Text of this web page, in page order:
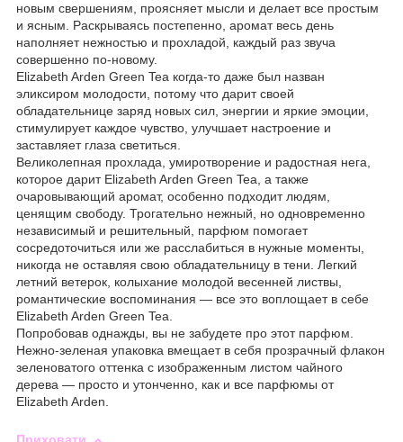
новым свершениям, проясняет мысли и делает все простым
и ясным. Раскрываясь постепенно, аромат весь день
наполняет нежностью и прохладой, каждый раз звуча
совершенно по-новому.
Elizabeth Arden Green Tea когда-то даже был назван
эликсиром молодости, потому что дарит своей
обладательнице заряд новых сил, энергии и яркие эмоции,
стимулирует каждое чувство, улучшает настроение и
заставляет глаза светиться.
Великолепная прохлада, умиротворение и радостная нега,
которое дарит Elizabeth Arden Green Tea, а также
очаровывающий аромат, особенно подходит людям,
ценящим свободу. Трогательно нежный, но одновременно
независимый и решительный, парфюм помогает
сосредоточиться или же расслабиться в нужные моменты,
никогда не оставляя свою обладательницу в тени. Легкий
летний ветерок, колыхание молодой весенней листвы,
романтические воспоминания ― все это воплощает в себе
Elizabeth Arden Green Tea.
Попробовав однажды, вы не забудете про этот парфюм.
Нежно-зеленая упаковка вмещает в себя прозрачный флакон
зеленоватого оттенка с изображенным листом чайного
дерева ― просто и утонченно, как и все парфюмы от
Elizabeth Arden.